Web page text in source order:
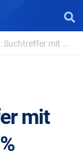
mit Bewertungen ...
mit